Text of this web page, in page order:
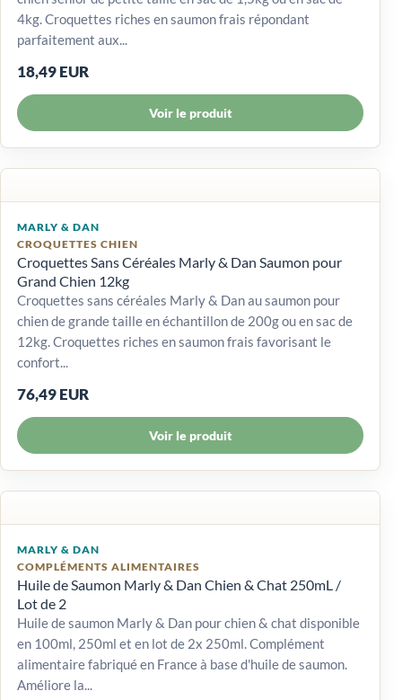
4kg. Croquettes riches en saumon frais répondant
parfaitement aux...
18,49 EUR
Voir le produit
MARLY & DAN
CROQUETTES CHIEN
Croquettes Sans Céréales Marly & Dan Saumon pour
Grand Chien 12kg
Croquettes sans céréales Marly & Dan au saumon pour
chien de grande taille en échantillon de 200g ou en sac de
12kg. Croquettes riches en saumon frais favorisant le
confort...
76,49 EUR
Voir le produit
MARLY & DAN
COMPLÉMENTS ALIMENTAIRES
Huile de Saumon Marly & Dan Chien & Chat 250mL /
Lot de 2
Huile de saumon Marly & Dan pour chien & chat disponible
en 100ml, 250ml et en lot de 2x 250ml. Complément
alimentaire fabriqué en France à base d'huile de saumon.
Améliore la...